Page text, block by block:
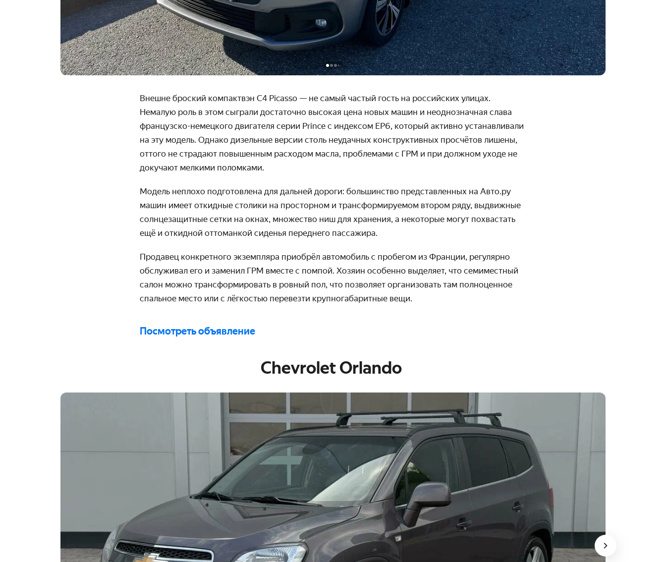
Внешне броский компактвэн С4 Picasso — не самый частый гость на российских улицах.
Немалую роль в этом сыграли достаточно высокая цена новых машин и неоднозначная слава
французско-немецкого двигателя серии Prince с индексом EP6, который активно устанавливали
на эту модель. Однако дизельные версии столь неудачных конструктивных просчётов лишены,
оттого не страдают повышенным расходом масла, проблемами с ГРМ и при должном уходе не
докучают мелкими поломками.
Модель неплохо подготовлена для дальней дороги: большинство представленных на Авто.ру
машин имеет откидные столики на просторном и трансформируемом втором ряду, выдвижные
солнцезащитные сетки на окнах, множество ниш для хранения, а некоторые могут похвастать
ещё и откидной оттоманкой сиденья переднего пассажира.
Продавец конкретного экземпляра приобрёл автомобиль с пробегом из Франции, регулярно
обслуживал его и заменил ГРМ вместе с помпой. Хозяин особенно выделяет, что семиместный
салон можно трансформировать в ровный пол, что позволяет организовать там полноценное
спальное место или с лёгкостью перевезти крупногабаритные вещи.
Посмотреть объявление
Chevrolet Orlando